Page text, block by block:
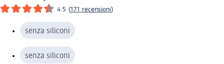
4.5 (171 recensioni)
senza siliconi
senza siliconi